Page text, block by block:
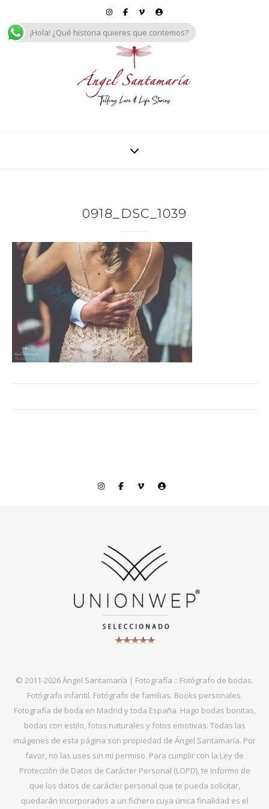
0918_DSC_1039
© 2011-2026 Ángel Santamaría | Fotografía :: Fotógrafo de bodas.
Fotógrafo infantil. Fotógrafo de familias. Books personales.
Fotografía de boda en Madrid y toda España. Hago bodas bonitas,
bodas con estilo, fotos naturales y fotos emotivas. Todas las
imágenes de esta página son propiedad de Ángel Santamaría. Por
favor, no las uses sin mi permiso. Para cumplir con la Ley de
Protección de Datos de Carácter Personal (LOPD), te informo de
que los datos de carácter personal que te pueda solicitar,
quedarán incorporados a un fichero cuya única finalidad es el
¡Hola! ¿Qué historia quieres que contemos?